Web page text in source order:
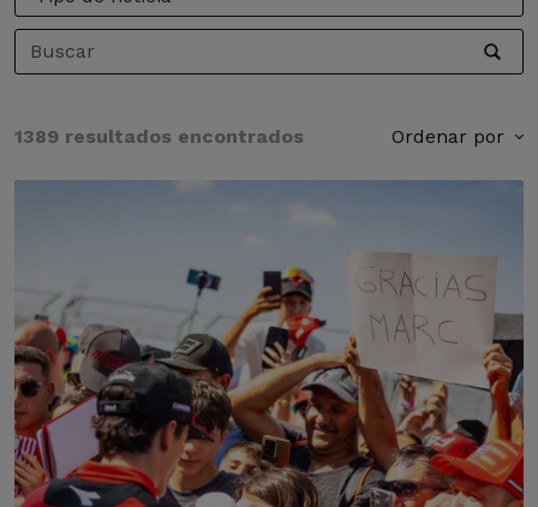
1389 resultados encontrados Ordenar por